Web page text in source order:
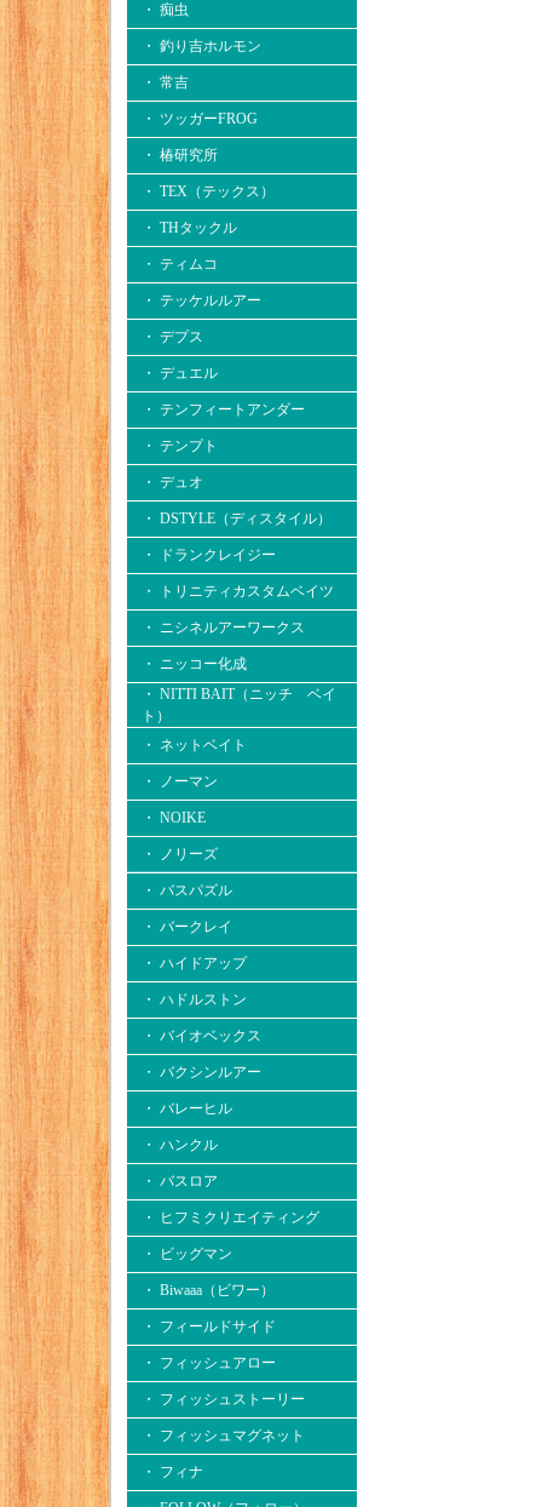
・ 痴虫
・ 釣り吉ホルモン
・ 常吉
・ ツッガーFROG
・ 椿研究所
・ TEX（テックス）
・ THタックル
・ ティムコ
・ テッケルルアー
・ デプス
・ デュエル
・ テンフィートアンダー
・ テンプト
・ デュオ
・ DSTYLE（ディスタイル）
・ ドランクレイジー
・ トリニティカスタムベイツ
・ ニシネルアーワークス
・ ニッコー化成
・ NITTI BAIT（ニッチ ベイ
ト）
・ ネットベイト
・ ノーマン
・ NOIKE
・ ノリーズ
・ バスパズル
・ バークレイ
・ ハイドアップ
・ ハドルストン
・ バイオベックス
・ バクシンルアー
・ バレーヒル
・ ハンクル
・ バスロア
・ ヒフミクリエイティング
・ ビッグマン
・ Biwaaa（ビワー）
・ フィールドサイド
・ フィッシュアロー
・ フィッシュストーリー
・ フィッシュマグネット
・ フィナ